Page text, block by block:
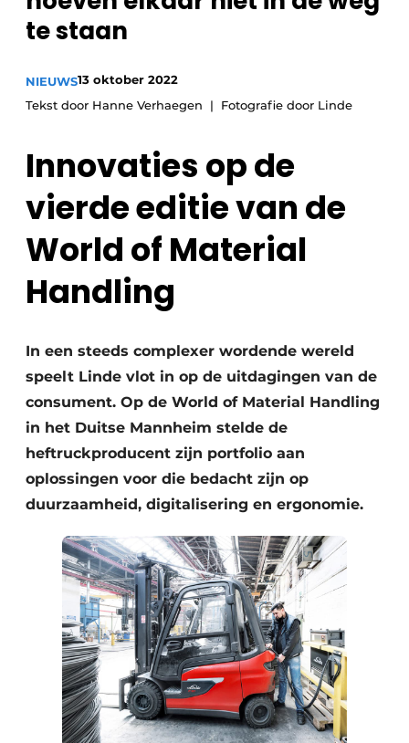
recyclingstroom in België
Vacature aanmelden
Vacatures
Video’s
Safety First
Kranen
Detectieapparatuur
Persen
Stofbeheersing
Uitrustingsstukken
Shredders
Transportbanden
Zeven & Brekers
Bouw & Sloopafval
Elektronisch Afval
Glasrecyclage
Houtafval
Kunststofafval
te staan
NIEUWS13 oktober 2022
Tekst door Hanne Verhaegen
Fotografie door Linde
Innovaties op de
vierde editie van de
World of Material
Handling
In een steeds complexer wordende wereld
speelt Linde vlot in op de uitdagingen van de
consument. Op de World of Material Handling
in het Duitse Mannheim stelde de
heftruckproducent zijn portfolio aan
oplossingen voor die bedacht zijn op
duurzaamheid, digitalisering en ergonomie.